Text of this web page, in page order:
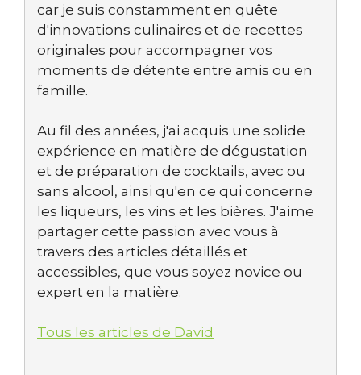
car je suis constamment en quête
d'innovations culinaires et de recettes
originales pour accompagner vos
moments de détente entre amis ou en
famille.
Au fil des années, j'ai acquis une solide
expérience en matière de dégustation
et de préparation de cocktails, avec ou
sans alcool, ainsi qu'en ce qui concerne
les liqueurs, les vins et les bières. J'aime
partager cette passion avec vous à
travers des articles détaillés et
accessibles, que vous soyez novice ou
expert en la matière.
Tous les articles de David